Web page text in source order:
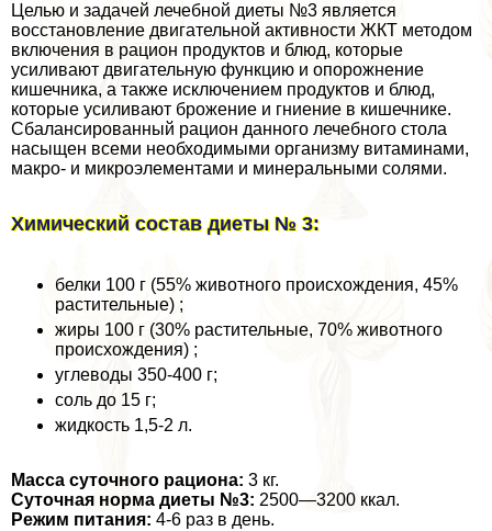
Целью и задачей лечебной диеты №3 является
восстановление двигательной активности ЖКТ методом
включения в рацион продуктов и блюд, которые
усиливают двигательную функцию и oпopoжнение
кишечника, а также исключением продуктов и блюд,
которые усиливают брожение и гниение в кишечнике.
Сбалансированный рацион данного лечебного стола
насыщен всеми необходимыми организму витаминами,
макро- и микроэлементами и минеральными солями.
Химический состав диеты № 3:
белки 100 г (55% животного происхождения, 45%
растительные) ;
жиры 100 г (30% растительные, 70% животного
происхождения) ;
углеводы 350-400 г;
соль до 15 г;
жидкость 1,5-2 л.
Масса суточного рациона: 3 кг.
Суточная норма диеты №3: 2500—3200 ккал.
Режим питания: 4-6 раз в день.